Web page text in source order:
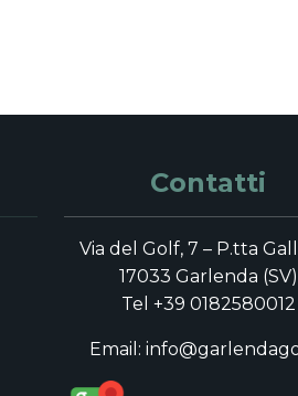
Contatti
Via del Golf, 7 – P.tta
17033 Garlenda (SV)
Tel +39 0182580012
Email: